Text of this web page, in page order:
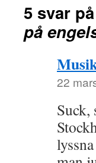
5 svar på
på
22
Suck,